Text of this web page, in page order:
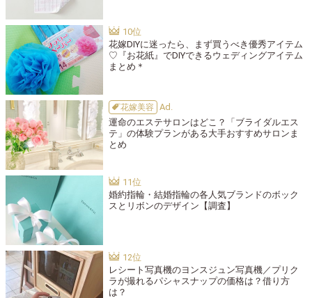
花嫁DIYに迷ったら、まず買うべき優秀アイテム
♡『お花紙』でDIYできるウェディングアイテム
まとめ＊
花嫁美容
運命のエステサロンはどこ？「ブライダルエス
テ」の体験プランがある大手おすすめサロンま
とめ
婚約指輪・結婚指輪の各人気ブランドのボック
スとリボンのデザイン【調査】
レシート写真機のヨンスジュン写真機／プリク
ラが撮れるパシャスナップの価格は？借り方
は？